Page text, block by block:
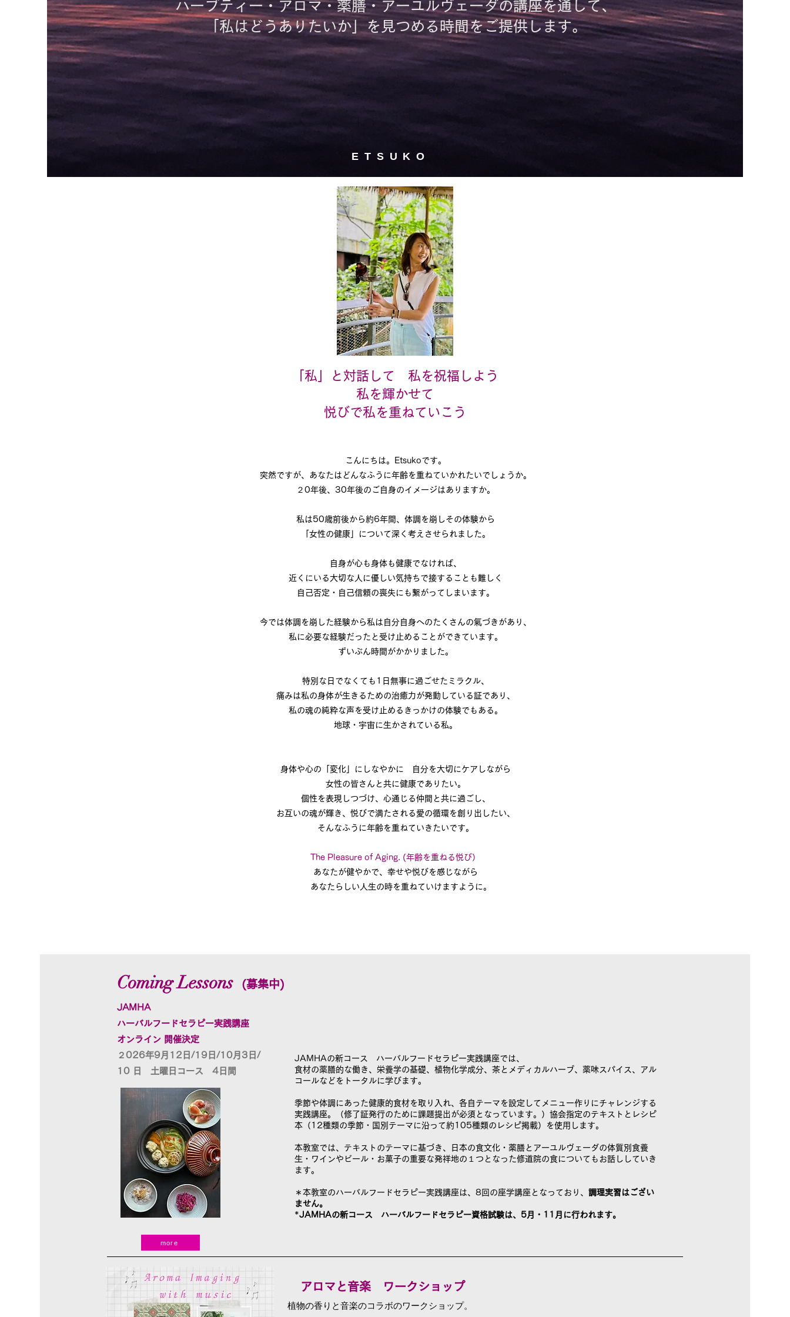
ハーブティー・アロマ・薬膳・アーユルヴェーダの講座を通して、
「私はどうありたいか」を見つめる時間をご提供します。
ETSUKO
「私」と対話して 私を祝福しよう
私を輝かせて
​悦びで私を重ねていこう
こんにちは。Etsukoです。
突然ですが、あなたはどんなふうに年齢を重ねていかれたいでしょうか。
２0年後、30年後のご自身のイメージはありますか。
私は50歳前後から約6年間、体調を崩しその体験から
「女性の健康」について深く考えさせられました。
自身が心も身体も健康でなければ、
近くにいる大切な人に優しい気持ちで接することも難しく
自己否定・自己信頼の喪失にも繋がってしまいます。
今では体調を崩した経験から私は自分自身へのたくさんの氣づきがあり、
私に必要な経験だったと受け止めることができています。
​ずいぶん時間がかかりました。
特別な日でなくても1日無事に過ごせたミラクル、
痛みは私の身体が生きるための治癒力が発動している証であり、
私の魂の純粋な声を受け止めるきっかけの体験でもある。
地球・宇宙に生かされている私。
身体や心の「変化」にしなやかに 自分を大切にケアしながら
女性の皆さんと共に健康でありたい。
個性を表現しつづけ、心通じる仲間と共に過ごし、
お互いの魂が輝き、悦びで満たされる愛の循環を創り出したい、
そんなふうに年齢を重ねていきたいです。
The Pleasure of Aging. (年齢を重ねる悦び）
あなたが健やかで、幸せや悦びを感じながら
​あなたらしい人生の時を重ねていけますように。
Coming Lessons ​(募集中)
​JAMHA
ハーバルフードセラピー実践講座
​オンライン 開催決定
２026年9月12日/19日/10月3日/
10 日 土曜日コース 4日間
JAMHAの新コース ハーバルフードセラピー実践講座では、
食材の薬膳的な働き、栄養学の基礎、植物化学成分、茶とメディカルハーブ、薬味スパイス、アル
コールなどをトータルに学びます。
季節や体調にあった健康的食材を取り入れ、各自テーマを設定してメニュー作りにチャレンジする
実践講座。（修了証発行のために課題提出が必須となっています。）協会指定のテキストとレシピ
本（12種類の季節・国別テーマに沿って約105種類のレシピ掲載）を使用します。
本教室では、テキストのテーマに基づき、日本の食文化・薬膳とアーユルヴェーダの体質別食養
生・ワインやビール・お菓子の重要な発祥地の１つとなった修道院の食についてもお話ししていき
ます。
＊本教室のハーバルフードセラピー実践講座は、8回の座学講座となっており、 調理実習はござい
ません。
*JAMHAの新コース ハーバルフードセラピー資格試験は、5月・11月に行われます。
more
​アロマと音楽 ワークショップ
植物の香りと音楽のコラボのワークショップ。